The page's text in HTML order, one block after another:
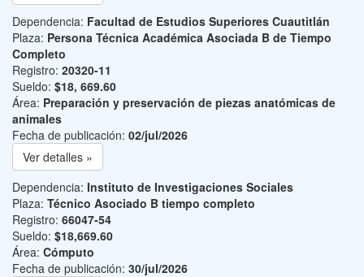
Dependencia: Facultad de Estudios Superiores Cuautitlán
Plaza: Persona Técnica Académica Asociada B de Tiempo
Completo
Registro: 20320-11
Sueldo: $18, 669.60
Área: Preparación y preservación de piezas anatómicas de
animales
Fecha de publicación: 02/jul/2026
Ver detalles »
Dependencia: Instituto de Investigaciones Sociales
Plaza: Técnico Asociado B tiempo completo
Registro: 66047-54
Sueldo: $18,669.60
Área: Cómputo
Fecha de publicación: 30/jul/2026